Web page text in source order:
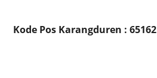
Kode Pos Karangduren : 65162